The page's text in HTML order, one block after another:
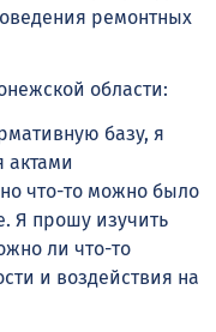
ремонтных
области:
базу, я
актами
что-то можно было
Я прошу изучить
ли что-то
и воздействия на